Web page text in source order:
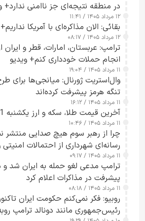
در منطقه نتیجه‌ای جز ناامنی ندارد+
۱۲ مرداد ۱۴۰۵ / ۱۱:۴۱
بقائی: الان مذاکره‌ای با آمریکا
۱۲ مرداد ۱۴۰۵ / ۰۸:۱۷
ترامپ: عربستان، امارات، قطر و
انجام حملات خودداری کنم+ ویدیو
۱۱ مرداد ۱۴۰۵ / ۱۹:۰۴
وال‌استریت ژورنال: میانجی‌ها برای
تنگه هرمز پیشرفت کرده‌اند
۱۱ مرداد ۱۴۰۵ / ۱۶:۱۲
آخرین قیمت طلا، سکه و ارز یکشنبه 11 مرداد+ جدول
۱۱ مرداد ۱۴۰۵ / ۱۰:۴۶
چرا از رهبر سوم هیچ صدایی منتشر
رسانه‌ای شهرداری از احتمالات
جاسوسی گفت
۱۱ مرداد ۱۴۰۵ / ۰۹:۱۷
ترامپ مدعی لغو حمله به
پیشرفت در مذاکرات اعلام کرد
۱۱ مرداد ۱۴۰۵ / ۰۸:۱۸
روبیو: فکر نمی‌کنم حکومت ایران
رئیس‌جمهوری مانند دونالد ترامپ